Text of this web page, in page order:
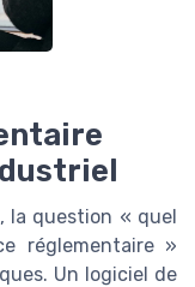
la question « quel
réglementaire »
Un logiciel de